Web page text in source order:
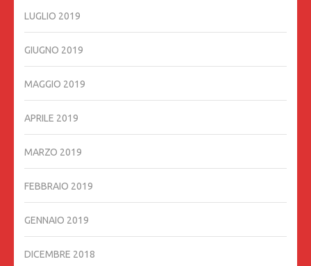
LUGLIO 2019
GIUGNO 2019
MAGGIO 2019
APRILE 2019
MARZO 2019
FEBBRAIO 2019
GENNAIO 2019
DICEMBRE 2018